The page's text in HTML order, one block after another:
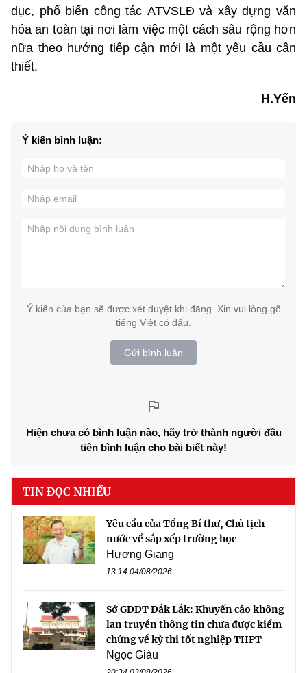
dục, phổ biến công tác ATVSLĐvà xây dựng văn
hóa an toàn tại nơi làm việc một cách sâu rộng hơn
nữa theo hướng tiếp cận mới là một yêu cầu cần
thiết.
H.Yến
Ý kiến bình luận:
Ý kiến của bạn sẽ được xét duyệt khi đăng. Xin vui lòng gõ
tiếng Việt có dấu.
Gửi bình luận
Hiện chưa có bình luận nào, hãy trở thành người đầu
tiên bình luận cho bài biết này!
TIN ĐỌC NHIỀU
Yêu cầu của Tổng Bí thư, Chủ tịch
nước về sắp xếp trường học
Hương Giang
13:14 04/08/2026
Sở GDĐT Đắk Lắk: Khuyến cáo không
lan truyền thông tin chưa được kiểm
chứng về kỳ thi tốt nghiệp THPT
Ngọc Giàu